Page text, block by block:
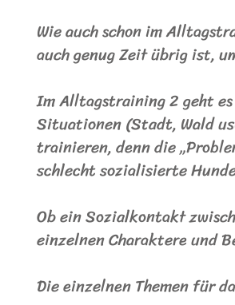
Wie auch schon im
auch genug Zeit übrig ist,
Im Alltagstraining 2 geht
Situationen (Stadt, Wald
trainieren, denn die
schlecht sozialisierte
Ob ein Sozialkontakt
einzelnen Charaktere und
Die einzelnen Themen für